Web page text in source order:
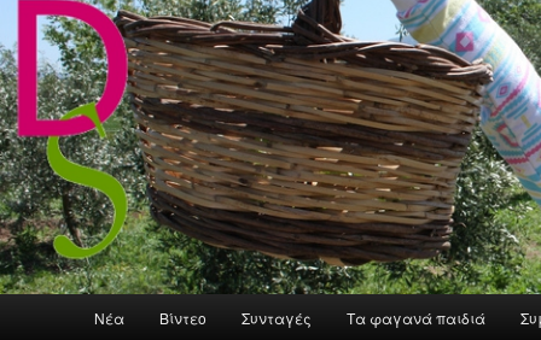
Skip to primary content
Skip to secondary content
Νέα Βίντεο Συνταγές Τα φαγανά παιδιά